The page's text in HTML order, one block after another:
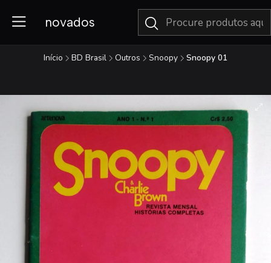
novados
Início BD Brasil Outros Snoopy Snoopy 01